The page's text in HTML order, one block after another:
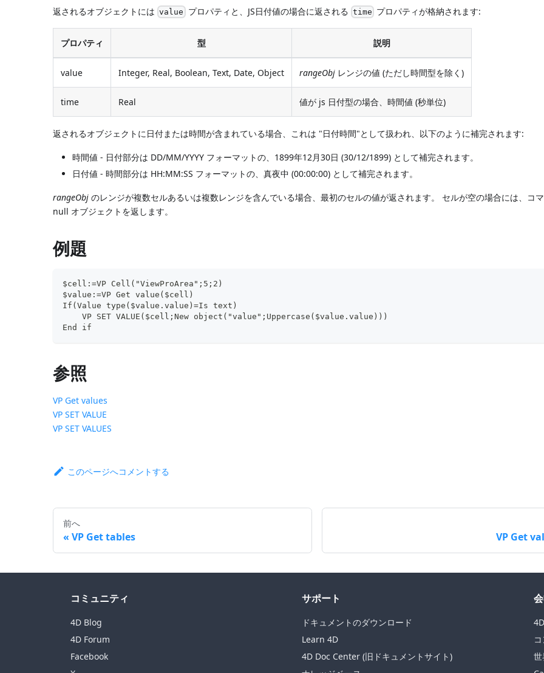
返されるオブジェクトには value プロパティと、JS日付値の場合に返される time プロパティが格納されます:
プロパティ 型 説明
value Integer, Real, Boolean, Text, Date, Object rangeObj レンジの値 (ただし時間型を除く)
time Real 値が js 日付型の場合、時間値 (秒単位)
返されるオブジェクトに日付または時間が含まれている場合、これは "日付時間"として扱われ、以下のように補完されます:
時間値 - 日付部分は DD/MM/YYYY フォーマットの、1899年12月30日 (30/12/1899) として補完されます。
日付値 - 時間部分は HH:MM:SS フォーマットの、真夜中 (00:00:00) として補完されます。
rangeObj のレンジが複数セルあるいは複数レンジを含んでいる場合、最初のセルの値が返されます。 セルが空の場合には、コ
null オブジェクトを返します。
例題
$cell:=VP Cell("ViewProArea";5;2)
$value:=VP Get value($cell)
If(Value type($value.value)=Is text)
    VP SET VALUE($cell;New object("value";Uppercase($value.value)))
End if
参照
VP Get values
VP SET VALUE
VP SET VALUES
このページへコメントする
前へ
VP Get tables VP Get
コミュニティ
4D Blog
4D Forum
Facebook
サポート
ドキュメントのダウンロード
Learn 4D
4D Doc Center (旧ドキュメントサイト)